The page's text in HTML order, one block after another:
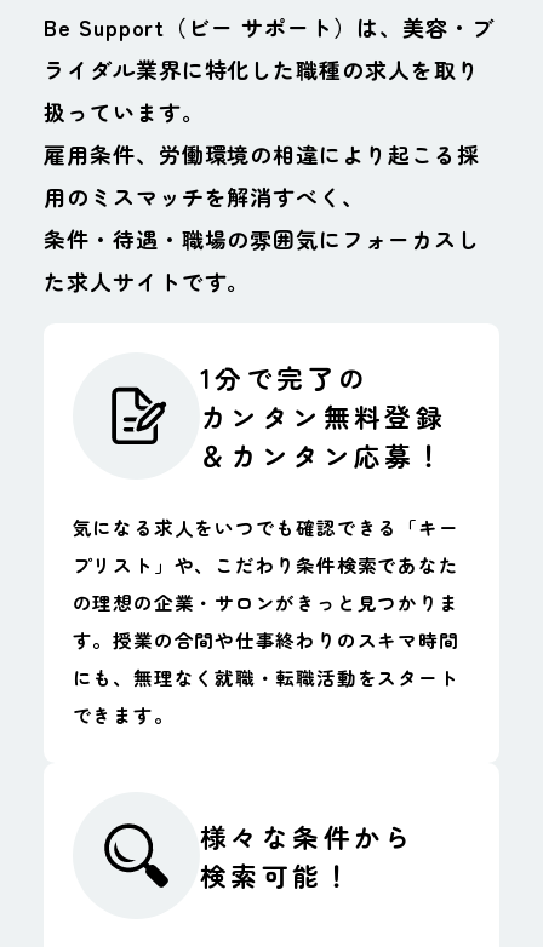
待遇
インターンあり
短時間正社員制
度あり
正社員登用あり
ームあり
独立支援制度あ
資格取得支援制
残業時間月20時
間以内
残業なし
講習会費の会社
負担あり(全額)
講習会費の会社
負担あり(一部)
交通費・住宅手
当W支給あり
社員割引あり
Be Support（ビー サポート）は、美容・ブ
ライダル業界に特化した職種の求人を取り
扱っています。
雇用条件、労働環境の相違により起こる採
用のミスマッチを解消すべく、
条件・待遇・職場の雰囲気にフォーカスし
た求人サイトです。
1分で完了の
カンタン無料登録
＆カンタン応募！
気になる求人をいつでも確認できる「キー
プリスト」や、こだわり条件検索であなた
の理想の企業・サロンがきっと見つかりま
す。授業の合間や仕事終わりのスキマ時間
にも、無理なく就職・転職活動をスタート
できます。
様々な条件から
検索可能！